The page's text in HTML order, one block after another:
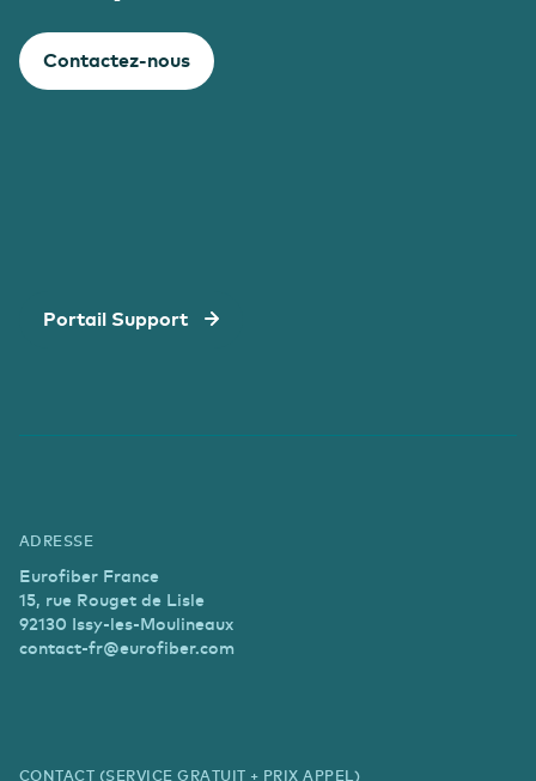
Contactez-nous
Portail Support
ADRESSE
Eurofiber France
15, rue Rouget de Lisle
92130 Issy-les-Moulineaux
contact-fr@eurofiber.com
CONTACT (SERVICE GRATUIT + PRIX APPEL)